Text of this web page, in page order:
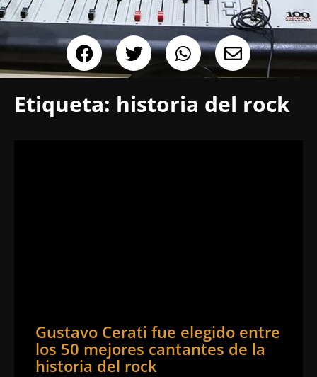
Etiqueta: historia del rock
Gustavo Cerati fue elegido entre
los 50 mejores cantantes de la
historia del rock